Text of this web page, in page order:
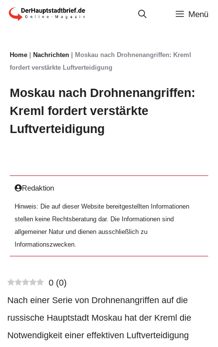
Zum
Menü
Home Nachrichten
Moskau nach Drohnenangriffen: Kreml
fordert verstärkte Luftverteidigung
Moskau nach Drohnenangriffen:
Kreml fordert verstärkte
Luftverteidigung
Redaktion
Hinweis: Die auf dieser Website bereitgestellten Informationen
stellen keine Rechtsberatung dar. Die Informationen sind
allgemeiner Natur und dienen ausschließlich zu
Informationszwecken.
0 (0)
Nach einer Serie von Drohnenangriffen auf die
russische Hauptstadt Moskau hat der Kreml die
Notwendigkeit einer effektiven Luftverteidigung